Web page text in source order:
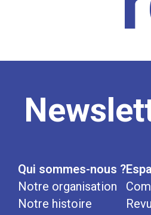
Qui sommes-nous ?
Notre organisation
Notre histoire